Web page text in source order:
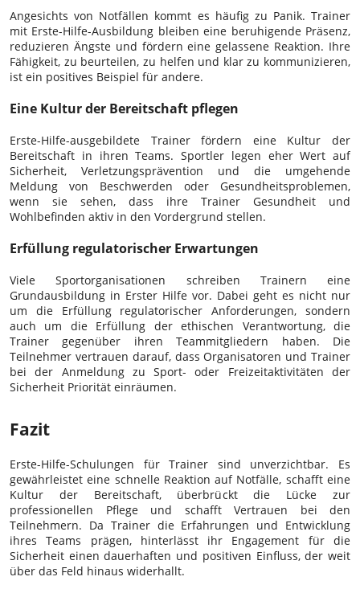
Angesichts von Notfällen kommt es häufig zu Panik. Trainer
mit Erste-Hilfe-Ausbildung bleiben eine beruhigende Präsenz,
reduzieren Ängste und fördern eine gelassene Reaktion. Ihre
Fähigkeit, zu beurteilen, zu helfen und klar zu kommunizieren,
ist ein positives Beispiel für andere.
Eine Kultur der Bereitschaft pflegen
Erste-Hilfe-ausgebildete Trainer fördern eine Kultur der
Bereitschaft in ihren Teams. Sportler legen eher Wert auf
Sicherheit, Verletzungsprävention und die umgehende
Meldung von Beschwerden oder Gesundheitsproblemen,
wenn sie sehen, dass ihre Trainer Gesundheit und
Wohlbefinden aktiv in den Vordergrund stellen.
Erfüllung regulatorischer Erwartungen
Viele Sportorganisationen schreiben Trainern eine
Grundausbildung in Erster Hilfe vor. Dabei geht es nicht nur
um die Erfüllung regulatorischer Anforderungen, sondern
auch um die Erfüllung der ethischen Verantwortung, die
Trainer gegenüber ihren Teammitgliedern haben. Die
Teilnehmer vertrauen darauf, dass Organisatoren und Trainer
bei der Anmeldung zu Sport- oder Freizeitaktivitäten der
Sicherheit Priorität einräumen.
Fazit
Erste-Hilfe-Schulungen für Trainer sind unverzichtbar. Es
gewährleistet eine schnelle Reaktion auf Notfälle, schafft eine
Kultur der Bereitschaft, überbrückt die Lücke zur
professionellen Pflege und schafft Vertrauen bei den
Teilnehmern. Da Trainer die Erfahrungen und Entwicklung
ihres Teams prägen, hinterlässt ihr Engagement für die
Sicherheit einen dauerhaften und positiven Einfluss, der weit
über das Feld hinaus widerhallt.